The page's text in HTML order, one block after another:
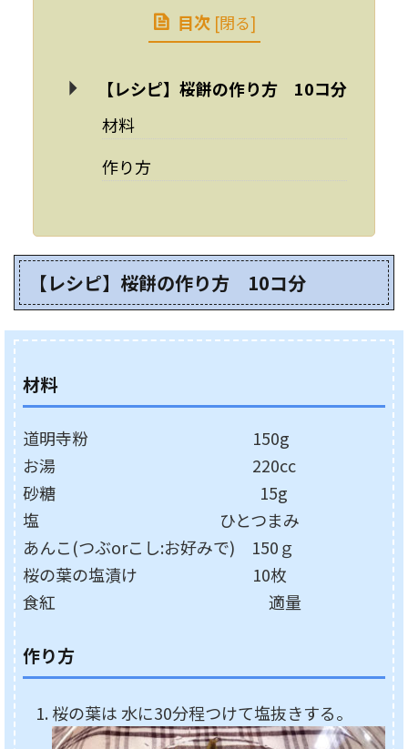
目次 [閉る]
【レシピ】桜餅の作り方 10コ分
材料
作り方
【レシピ】桜餅の作り方 10コ分
材料
道明寺粉 150g
お湯 220cc
砂糖 15g
塩 ひとつまみ
あんこ(つぶorこし:お好みで) 150ｇ
桜の葉の塩漬け 10枚
食紅 適量
作り方
桜の葉は 水に30分程つけて塩抜きする。